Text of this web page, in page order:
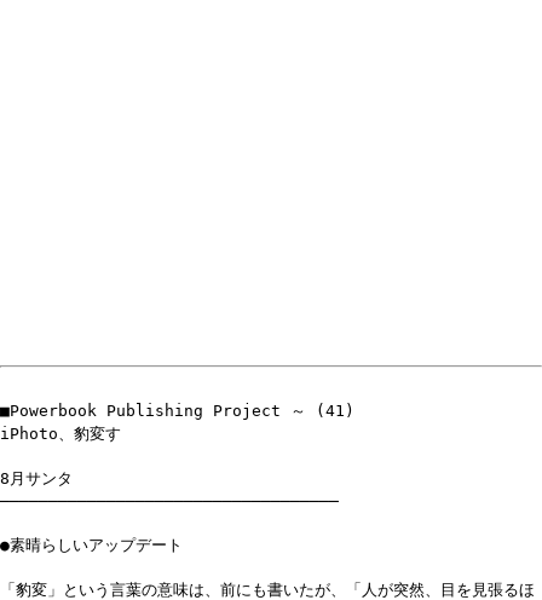
■Powerbook Publishing Project ～ (41)
iPhoto、豹変す
8月サンタ
───────────────────────────────────
●素晴らしいアップデート
「豹変」という言葉の意味は、前にも書いたが、「人が突然、目を見張るほ